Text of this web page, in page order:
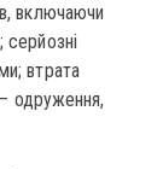
включаючи
втрата
одруження,